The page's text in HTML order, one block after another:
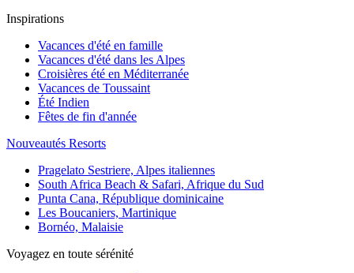
Inspirations
Vacances d'été en famille
Vacances d'été dans les Alpes
Croisières été en Méditerranée
Vacances de Toussaint
Été Indien
Fêtes de fin d'année
Nouveautés Resorts
Pragelato Sestriere, Alpes italiennes
South Africa Beach & Safari, Afrique du Sud
Punta Cana, République dominicaine
Les Boucaniers, Martinique
Bornéo, Malaisie
Voyagez en toute sérénité